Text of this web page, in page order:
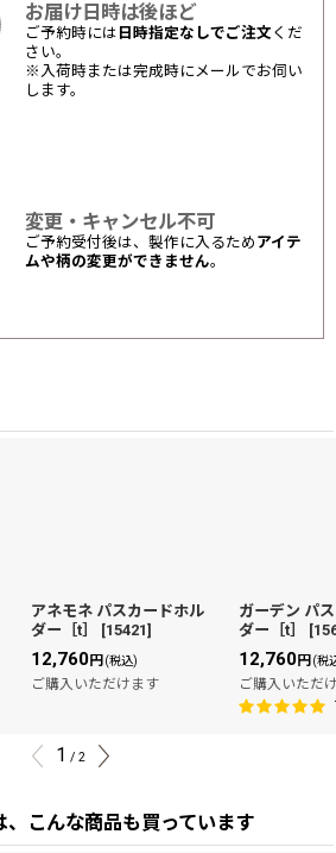
お届け日時は後ほど
ご予約時には 日時指定なしでご注文 くだ
さい。
※入荷時または完成時にメールでお伺い
します。
変更・キャンセル不可
ご予約受付後は、製作に入るため アイテ
ムや柄の変更ができません。
アネモネ パスカードホル
ダー［t］
[15421]
12,760円(税込)
ご購入いただけます
ガーデン パ
ダー［t］
[
12,760円(税
ご購入いただ
1 / 2
、こんな商品も買っています